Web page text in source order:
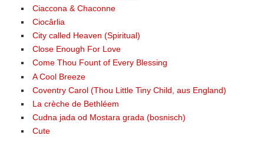
Ciaccona & Chaconne
Ciocârlia
City called Heaven (Spiritual)
Close Enough For Love
Come Thou Fount of Every Blessing
A Cool Breeze
Coventry Carol (Thou Little Tiny Child, aus England)
La crèche de Bethléem
Cudna jada od Mostara grada (bosnisch)
Cute